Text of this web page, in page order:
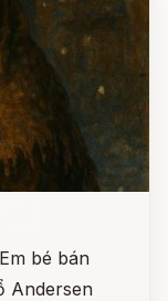
bé bán
Andersen